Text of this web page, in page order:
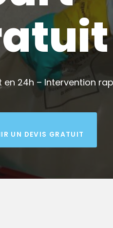
en 24h – Intervention
UN DEVIS GRATUIT